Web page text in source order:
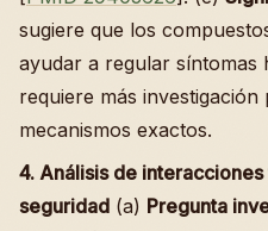
sugiere que los
ayudar a regular síntomas
requiere más
mecanismos exactos.
4. Análisis de
seguridad (a) Pregunta